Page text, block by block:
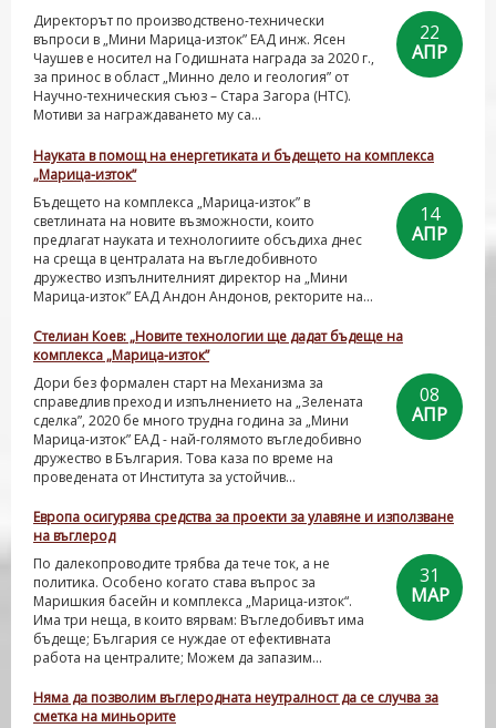
22
АПР
Директорът по производствено-технически
въпроси в „Мини Марица-изток” ЕАД инж. Ясен
Чаушев е носител на Годишната награда за 2020 г.,
за принос в област „Минно дело и геология” от
Научно-техническия съюз – Стара Загора (НТС).
Мотиви за награждаването му са...
Науката в помощ на енергетиката и бъдещето на комплекса
„Марица-изток”
14
АПР
Бъдещето на комплекса „Марица-изток” в
светлината на новите възможности, които
предлагат науката и технологиите обсъдиха днес
на среща в централата на въгледобивното
дружество изпълнителният директор на „Мини
Марица-изток” ЕАД Андон Андонов, ректорите на...
Стелиан Коев: „Новите технологии ще дадат бъдеще на
комплекса „Марица-изток”
08
АПР
Дори без формален старт на Механизма за
справедлив преход и изпълнението на „Зелената
сделка”, 2020 бе много трудна година за „Мини
Марица-изток” ЕАД - най-голямото въгледобивно
дружество в България. Това каза по време на
проведената от Института за устойчив...
Европа осигурява средства за проекти за улавяне и използване
на въглерод
31
МАР
По далекопроводите трябва да тече ток, а не
политика. Особено когато става въпрос за
Маришкия басейн и комплекса „Марица-изток“.
Има три неща, в които вярвам: Въгледобивът има
бъдеще; България се нуждае от ефективната
работа на централите; Можем да запазим...
Няма да позволим въглеродната неутралност да се случва за
сметка на миньорите